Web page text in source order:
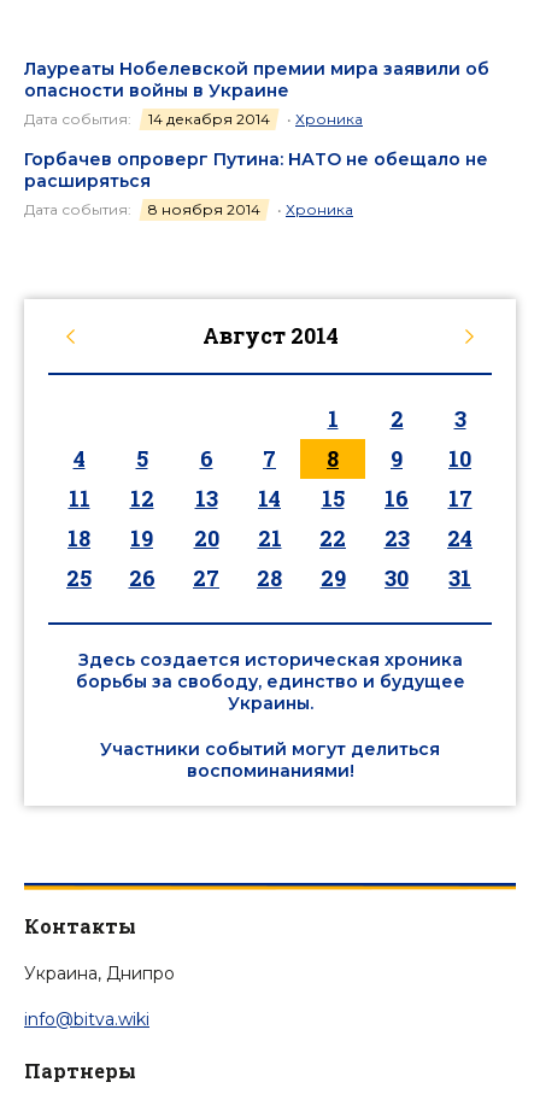
Лауреаты Нобелевской премии мира заявили об
опасности войны в Украине
Дата события: 14 декабря 2014 • Хроника
Горбачев опроверг Путина: НАТО не обещало не
расширяться
Дата события: 8 ноября 2014 • Хроника
Август 2014
1 2
3
4
5 6 7 8 9
10
11
12 13 14 15 16
17
18
19 20 21 22 23
24
25
26 27 28 29 30 31
Здесь создается историческая хроника
борьбы за свободу, единство и будущее
Украины.
Участники событий могут делиться
воспоминаниями!
Контакты
Украина, Днипро
info@bitva.wiki
Партнеры